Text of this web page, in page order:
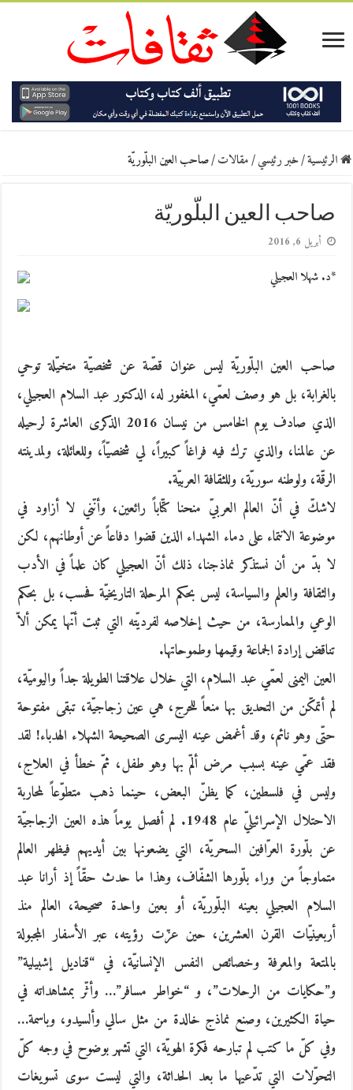
الرئيسية/خبر رئيسي/مقالات/صاحب العين البلّوريّة
صاحب العين البلّوريّة
أبريل 6, 2016
*د. شهلا العجيلي
صاحب العين البلّوريّة ليس عنوان قصّة عن شخصيّة متخيّلة توحي
بالغرابة، بل هو وصف لعمّي، المغفور له، الدكتور عبد السلام العجيلي،
الذي صادف يوم الخامس من نيسان 2016 الذكرى العاشرة لرحيله
عن عالمنا، والذي ترك فيه فراغاً كبيراً، لي شخصيّاً، وللعائلة، ولمدينته
الرقّة، ولوطنه سوريّة، وللثقافة العربيّة.
لاشكّ في أنّ العالم العربيّ منحنا كتّاباً رائعين، وأنّني لا أزاود في
موضوعة الانتماء على دماء الشهداء الذين قضوا دفاعاً عن أوطانهم، لكن
لا بدّ من أن نستذكر نماذجنا، ذلك أنّ العجيلي كان علماً في الأدب
والثقافة والعلم والسياسة، ليس بحكم المرحلة التاريخيّة فحسب، بل بحكم
الوعي والممارسة، من حيث إخلاصه لفرديّته التي ثبت أنّها يمكن ألاّ
تناقض إرادة الجماعة وقيمها وطموحاتها.
العين اليمنى لعمّي عبد السلام، التي خلال علاقتنا الطويلة جداً واليوميّة،
لم أتمكّن من التحديق بها منعاً للحرج، هي عين زجاجيّة، تبقى مفتوحة
حتّى وهو نائم، وقد أغمض عينه اليسرى الصحيحة الشهلاء الهدباء! لقد
فقد عمّي عينه بسبب مرض ألمّ بها وهو طفل، ثمّ خطأ في العلاج،
وليس في فلسطين، كما يظنّ البعض، حينما ذهب متطوّعاً لمحاربة
الاحتلال الإسرائيليّ عام 1948. لم أفصل يوماً هذه العين الزجاجيّة
عن بلّورة العرّافين السحريّة، التي يضعونها بين أيديهم فيظهر العالم
متماوجاً من وراء بلّورها الشفّاف، وهذا ما حدث حقّاً إذ أرانا عبد
السلام العجيلي بعينه البلّوريّة، أو بعين واحدة صحيحة، العالم منذ
أربعينيّات القرن العشرين، حين عزّت رؤيته، عبر الأسفار المجبولة
بالمتعة والمعرفة وخصائص النفس الإنسانيّة، في “قناديل إشبيلية”
و”حكايات من الرحلات”، و “خواطر مسافر”… وأثّر بمشاهداته في
حياة الكثيرين، وصنع نماذج خالدة من مثل سالي وألسيدو، وباسمة…
وفي كلّ ما كتب لم تبارحه فكرة الهويّة، التي تشهر بوضوح في وجه كلّ
التحوّلات التي تدّعيها ما بعد الحداثة، والتي ليست سوى تسويغات